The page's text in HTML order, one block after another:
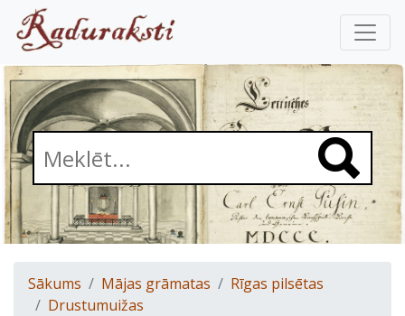
Sākums Mājas grāmatas
Rīgas pilsētas
Drustumuižas